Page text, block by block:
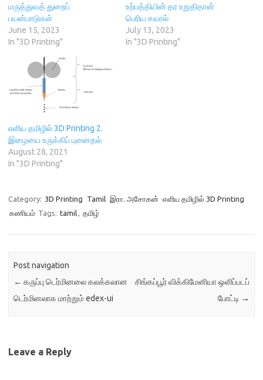
w
w
i
n
d
o
)
w
d
o
w
e
w
w
i
n
d
மருத்துவத் துறைப்
பயன்பாடுகள்
June 15, 2023
In "3D Printing"
உற்பத்தியின் தர உறுதிதான்
பெரிய சவால்
July 13, 2023
In "3D Printing"
எளிய தமிழில் 3D Printing 2.
இழையை உருக்கிப் புனைதல்
August 28, 2021
In "3D Printing"
Category: 3D Printing Tamil இரா. அசோகன் எளிய தமிழில் 3D Printing
கணியம் Tags: tamil, தமிழ்
Post navigation
← கருப்பு டெர்மினலை கலக்கலான
டெர்மினலாக மாற்றும் edex-ui
சிங்கப்பூர் விக்கிமேனியா ஒளிப்படப்
போட்டி →
Leave a Reply